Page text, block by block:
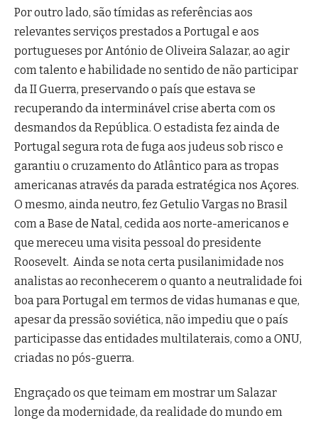
Por outro lado, são tímidas as referências aos
relevantes serviços prestados a Portugal e aos
portugueses por António de Oliveira Salazar, ao agir
com talento e habilidade no sentido de não participar
da II Guerra, preservando o país que estava se
recuperando da interminável crise aberta com os
desmandos da República. O estadista fez ainda de
Portugal segura rota de fuga aos judeus sob risco e
garantiu o cruzamento do Atlântico para as tropas
americanas através da parada estratégica nos Açores.
O mesmo, ainda neutro, fez Getulio Vargas no Brasil
com a Base de Natal, cedida aos norte-americanos e
que mereceu uma visita pessoal do presidente
Roosevelt. Ainda se nota certa pusilanimidade nos
analistas ao reconhecerem o quanto a neutralidade foi
boa para Portugal em termos de vidas humanas e que,
apesar da pressão soviética, não impediu que o país
participasse das entidades multilaterais, como a ONU,
criadas no pós-guerra.
Engraçado os que teimam em mostrar um Salazar
longe da modernidade, da realidade do mundo em